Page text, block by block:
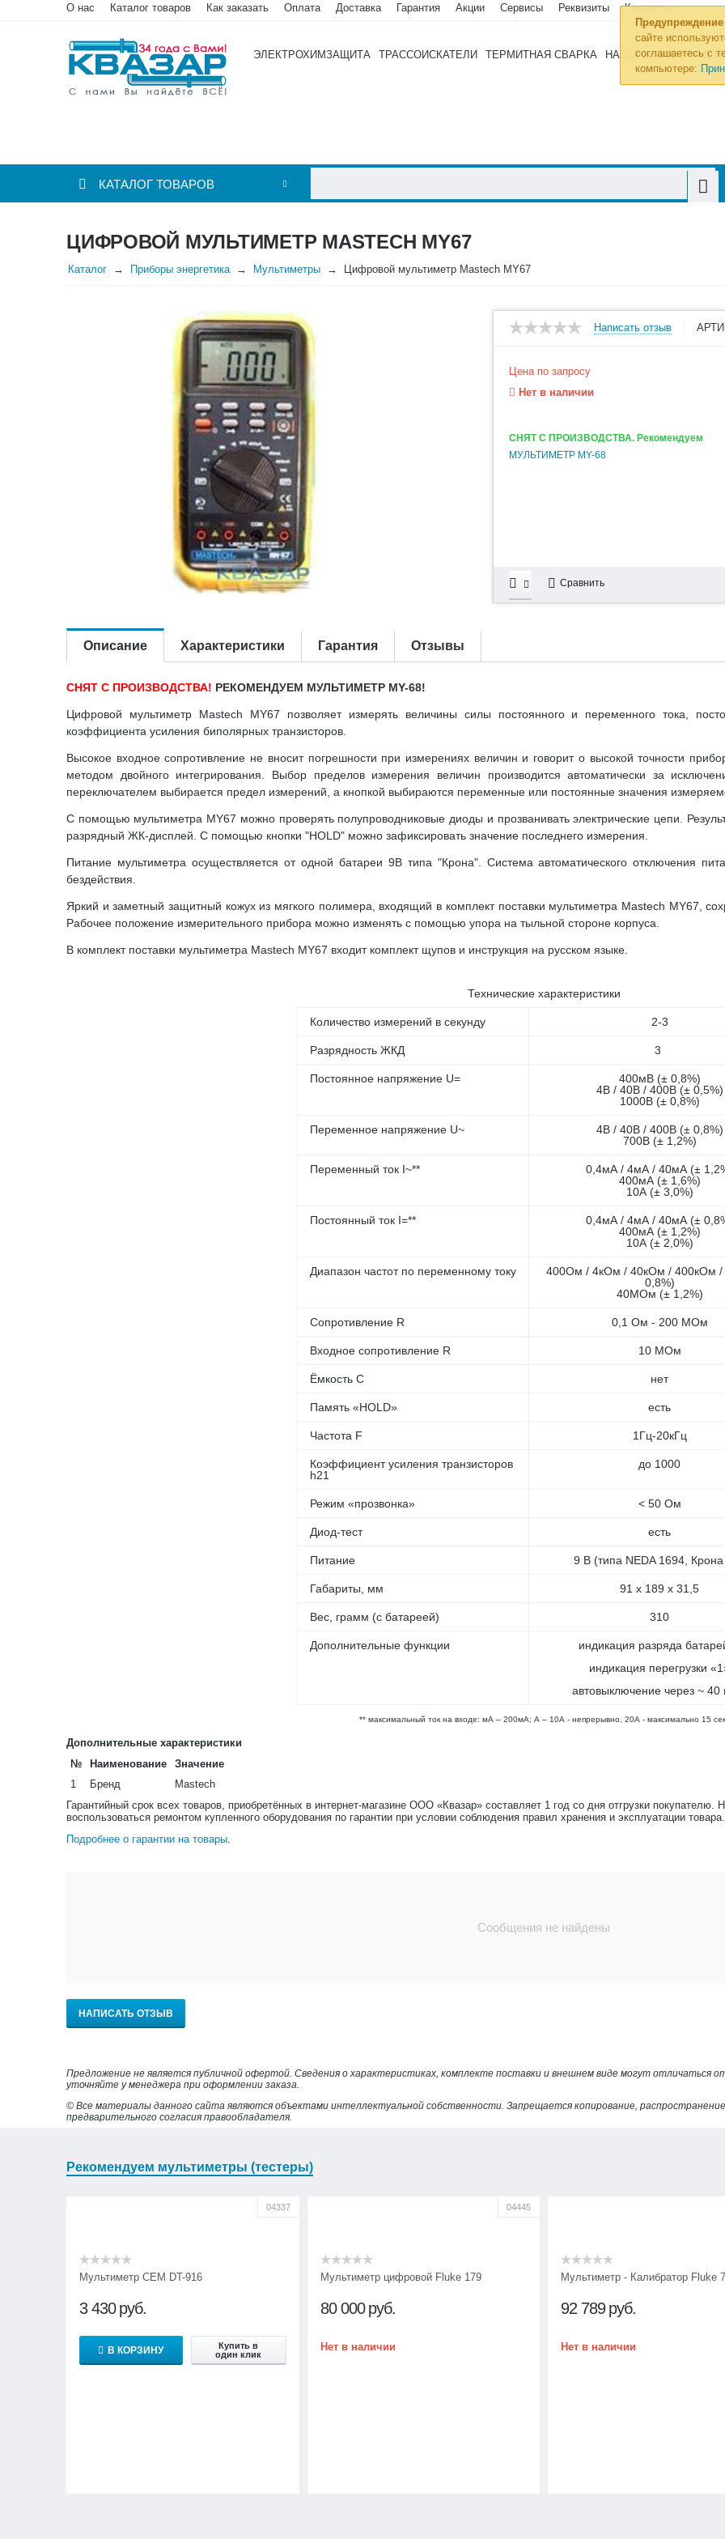
Предупреждение
сайте
соглашаетесь с
компьютере:
О нас Каталог товаров Как заказать Оплата Доставка Гарантия Акции Сервисы Реквизиты Контакты
ЭЛЕКТРОХИМЗАЩИТА ТРАССОИСКАТЕЛИ ТЕРМИТНАЯ СВАРКА НАБОРЫ
КАТАЛОГ ТОВАРОВ
ЦИФРОВОЙ МУЛЬТИМЕТР MASTECH MY67
Каталог Приборы энергетика Мультиметры Цифровой мультиметр Mastech MY67
Написать отзыв
Цена по запросу
Нет в наличии
СНЯТ С ПРОИЗВОДСТВА. Рекомендуем
МУЛЬТИМЕТР MY-68
Сравнить
Описание Характеристики Гарантия Отзывы
СНЯТ С ПРОИЗВОДСТВА! РЕКОМЕНДУЕМ МУЛЬТИМЕТР MY-68!
Цифровой мультиметр Mastech MY67 позволяет измерять величины силы постоянного и переменного тока,
коэффициента усиления биполярных транзисторов.
Высокое входное сопротивление не вносит погрешности при измерениях величин и говорит о высокой точности
методом двойного интегрирования. Выбор пределов измерения величин производится автоматически за
переключателем выбирается предел измерений, а кнопкой выбираются переменные или постоянные значения
С помощью мультиметра MY67 можно проверять полупроводниковые диоды и прозванивать электрические цепи.
разрядный ЖК-дисплей. С помощью кнопки "HOLD" можно зафиксировать значение последнего измерения.
Питание мультиметра осуществляется от одной батареи 9В типа "Крона". Система автоматического отключения
бездействия.
Яркий и заметный защитный кожух из мягкого полимера, входящий в комплект поставки мультиметра Mastech MY67,
Рабочее положение измерительного прибора можно изменять с помощью упора на тыльной стороне корпуса.
В комплект поставки мультиметра Mastech MY67 входит комплект щупов и инструкция на русском языке.
Технические характеристики
Количество измерений в секунду 2-3
Разрядность ЖКД 3
Постоянное напряжение U=
400мВ (± 0,8%)
4В / 40В / 400В (± 0,5%)
1000В (± 0,8%)
Переменное напряжение U~
4В / 40В / 400В (± 0,8%)
700В (± 1,2%)
Переменный ток I~**
0,4мА / 4мА / 40мА (±
400мА (± 1,6%)
10А (± 3,0%)
Постоянный ток I=**
0,4мА / 4мА / 40мА (±
400мА (± 1,2%)
10А (± 2,0%)
Диапазон частот по переменному току
400Ом / 4кОм / 40кОм / 400кОм
0,8%)
40МОм (± 1,2%)
Сопротивление R 0,1 Ом - 200 МОм
Входное сопротивление R 10 МОм
Ёмкость С нет
Память «HOLD» есть
Частота F 1Гц-20кГц
Коэффициент усиления транзисторов
h21
до 1000
Режим «прозвонка» < 50 Ом
Диод-тест есть
Питание 9 В (типа NEDA 1694,
Габариты, мм 91 х 189 х 31,5
Вес, грамм (с батареей) 310
Дополнительные функции
индикация разряда
индикация перегрузки
автовыключение через ~ 40
** максимальный ток на входе: мА – 200мА; А – 10А - непрерывно, 20А - максимально 15 сек
Дополнительные характеристики
№
Наименование
Значение
1
Бренд
Mastech
Гарантийный срок всех товаров, приобретённых в интернет-магазине ООО «Квазар» составляет 1 год со дня отгрузки покупателю.
воспользоваться ремонтом купленного оборудования по гарантии при условии соблюдения правил хранения и эксплуатации товара.
Подробнее о гарантии на товары.
Сообщения не найдены
НАПИСАТЬ ОТЗЫВ
Предложение не является публичной офертой. Сведения о характеристиках, комплекте поставки и внешнем виде могут отличаться
уточняйте у менеджера при оформлении заказа.
© Все материалы данного сайта являются объектами интеллектуальной собственности. Запрещается копирование,
предварительного согласия правообладателя.
Рекомендуем мультиметры (тестеры)
04337
Мультиметр CEM DT-916
3 430 руб.
В КОРЗИНУ
Купить в
один клик
04445
Мультиметр цифровой Fluke 179
80 000 руб.
Нет в наличии
Мультиметр - Калибратор Fluke
92 789 руб.
Нет в наличии